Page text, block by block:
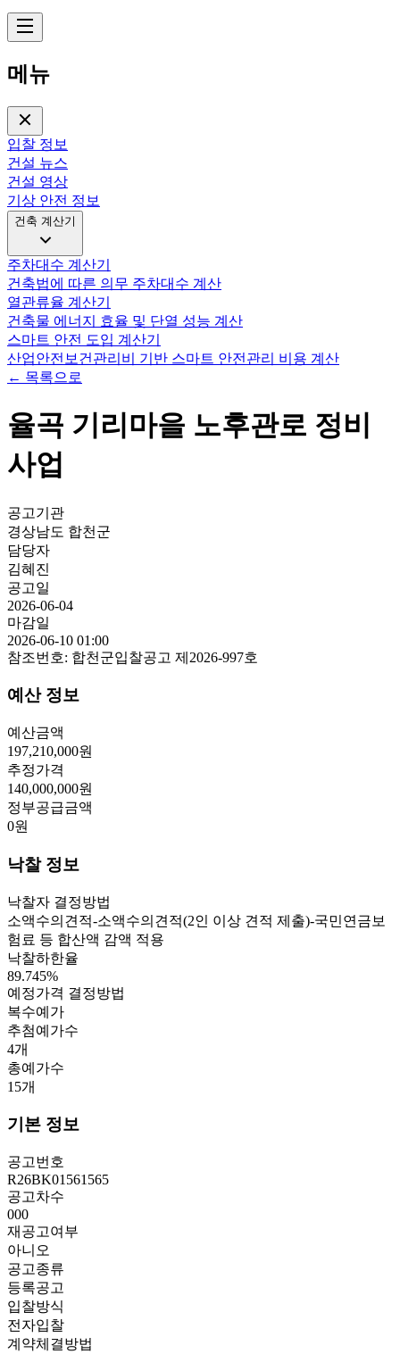
메뉴
입찰 정보
건설 뉴스
건설 영상
기상 안전 정보
건축 계산기
주차대수 계산기
건축법에 따른 의무 주차대수 계산
열관류율 계산기
건축물 에너지 효율 및 단열 성능 계산
스마트 안전 도입 계산기
산업안전보건관리비 기반 스마트 안전관리 비용 계산
← 목록으로
율곡 기리마을 노후관로 정비
사업
공고기관
경상남도 합천군
담당자
김혜진
공고일
2026-06-04
마감일
2026-06-10 01:00
참조번호: 합천군입찰공고 제2026-997호
예산 정보
예산금액
197,210,000원
추정가격
140,000,000원
정부공급금액
0원
낙찰 정보
낙찰자 결정방법
소액수의견적-소액수의견적(2인 이상 견적 제출)-국민연금보
험료 등 합산액 감액 적용
낙찰하한율
89.745%
예정가격 결정방법
복수예가
추첨예가수
4개
총예가수
15개
기본 정보
공고번호
R26BK01561565
공고차수
000
재공고여부
아니오
공고종류
등록공고
입찰방식
전자입찰
계약체결방법